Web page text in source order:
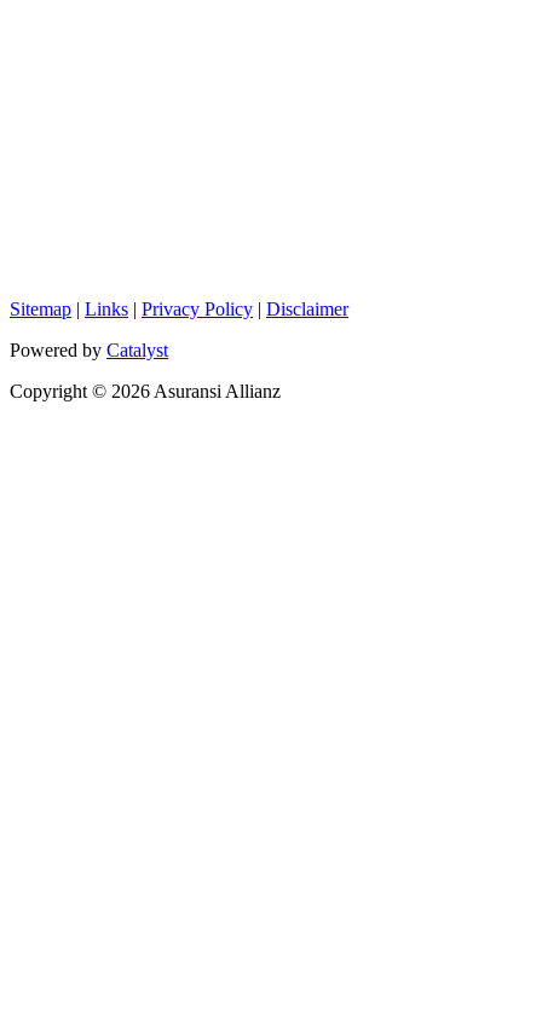
Sitemap | Links | Privacy Policy | Disclaimer
Powered by Catalyst
Copyright © 2026 Asuransi Allianz